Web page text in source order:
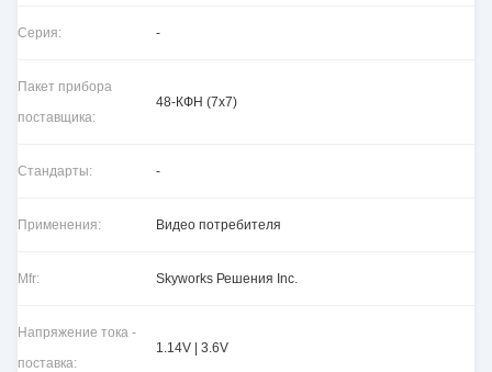
Серия: -
Пакет прибора
поставщика:
48-КФН (7х7)
Стандарты: -
Применения: Видео потребителя
Mfr: Skyworks Решения Inc.
Напряжение тока -
поставка:
1.14V | 3.6V